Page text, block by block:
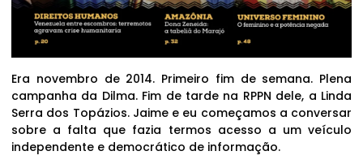
Era novembro de 2014. Primeiro fim de semana. Plena
campanha da Dilma. Fim de tarde na RPPN dele, a Linda
Serra dos Topázios. Jaime e eu começamos a conversar
sobre a falta que fazia termos acesso a um veículo
independente e democrático de informação.